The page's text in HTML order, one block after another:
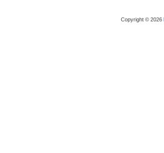
Copyright © 2026